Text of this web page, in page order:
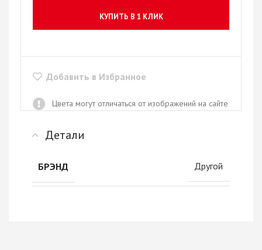
КУПИТЬ В 1 КЛИК
Добавить в Избранное
Цвета могут отличаться от изображений на сайте
Детали
БРЭНД Другой